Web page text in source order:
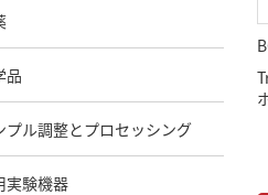
品
プル調整とプロセッシング
実験機器